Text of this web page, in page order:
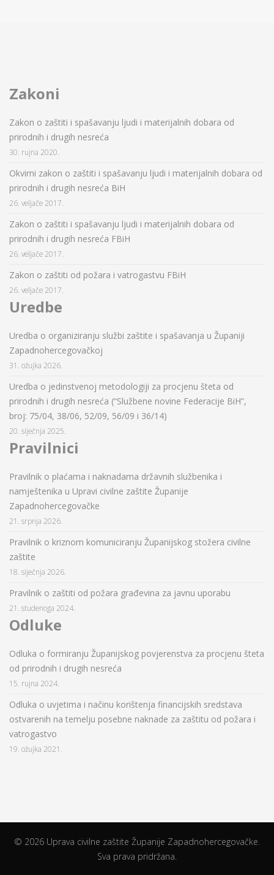
Zakoni
Zakon o zaštiti i spašavanju ljudi i materijalnih dobara od
prirodnih i drugih nesreća
30. rujna 2020.
Okvirni zakon o zaštiti i spašavanju ljudi i materijalnih dobara od
prirodnih i drugih nesreća BiH
26. veljače 2017.
Zakon o zaštiti i spašavanju ljudi i materijalnih dobara od
prirodnih i drugih nesreća FBiH
26. veljače 2017.
Zakon o zaštiti od požara i vatrogastvu FBiH
26. veljače 2017.
Uredbe
Uredba o organiziranju službi zaštite i spašavanja u Županiji
Zapadnohercegovačkoj
31. ožujka 2026.
Uredba o jedinstvenoj metodologiji za procjenu šteta od
prirodnih i drugih nesreća (“Službene novine Federacije BiH”,
broj: 75/04, 38/06, 52/09, 56/09 i 36/14)
20. siječnja 2025.
Pravilnici
Pravilnik o plaćama i naknadama državnih službenika i
namještenika u Upravi civilne zaštite Županije
Zapadnohercegovačke
21. srpnja 2026.
Pravilnik o kriznom komuniciranju Županijskog stožera civilne
zaštite
18. siječnja 2026.
Pravilnik o zaštiti od požara građevina za javnu uporabu
21. studenoga 2024.
Odluke
Odluka o formiranju Županijskog povjerenstva za procjenu šteta
od prirodnih i drugih nesreća
15. rujna 2024.
Odluka o uvjetima i načinu korištenja financijskih sredstava
ostvarenih na temelju posebne naknade za zaštitu od požara i
vatrogastvo
19. ožujka 2021.
© 2026 Uprava civilne zaštite Županije Zapadnohercegovačke.
Sva prava pridržana.